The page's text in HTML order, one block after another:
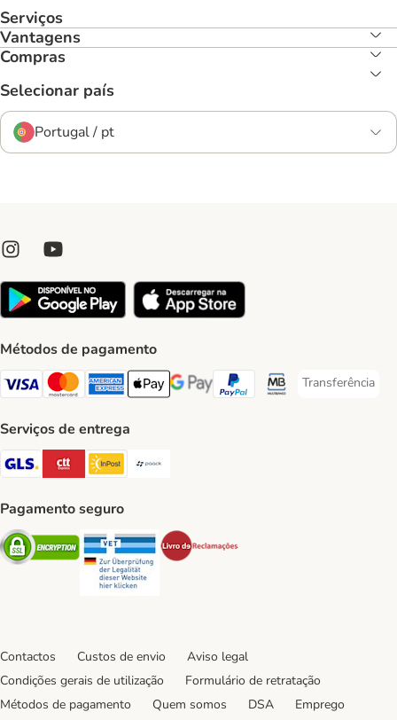
Serviços
Vantagens
Compras
Selecionar país
Portugal / pt
Métodos de pagamento
Visa Payment Method
Mastercard Payment Method
American Express Payment Method
Apple Pay Payment Method
Google Pay Payment Method
PayPal Payment Method
Multibanco Payment
Transferência
Transferência
Serviços de entrega
GLS Shipping Method
CTTExpress Shipping Method
InPost Shipping Method
Pagamento seguro
Security Security
Contactos Custos de envio
Aviso legal
Condições gerais de utilização
Formulário de retratação
Métodos de pagamento
Quem somos DSA
Emprego